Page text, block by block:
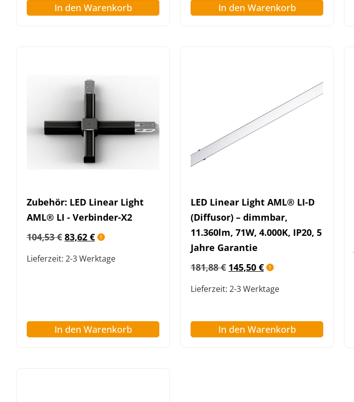
In den Warenkorb In den Warenkorb
Zubehör: LED Linear Light
AML® LI - Verbinder-X2
104,53€ 83,62 €
Lieferzeit: 2-3 Werktage
In den Warenkorb
LED Linear Light AML® LI-D
(Diffusor) – dimmbar,
11.360lm, 71W, 4.000K, IP20, 5
Jahre Garantie
181,88€ 145,50 €
Lieferzeit: 2-3 Werktage
In den Warenkorb